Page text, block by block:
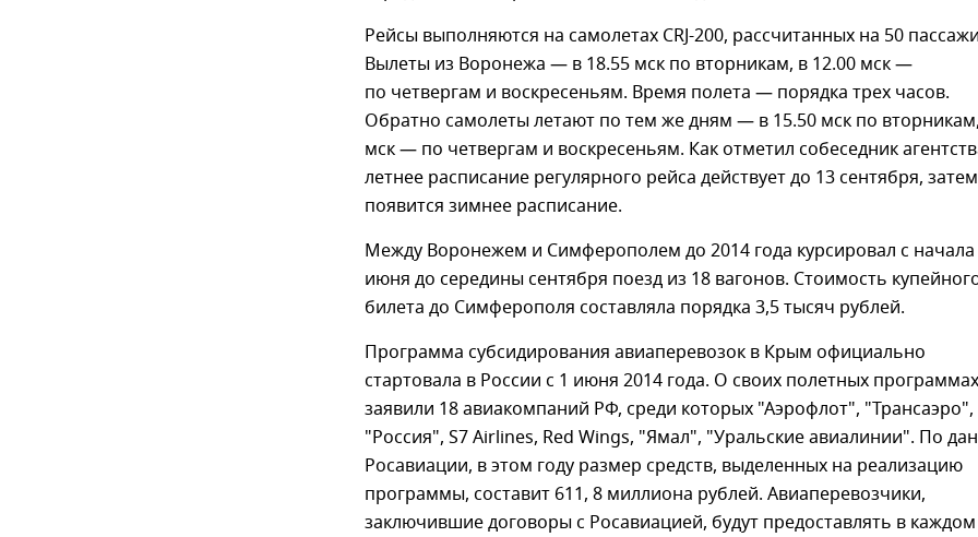
Рейсы выполняются на самолетах CRJ-200, рассчитанных на 50
Вылеты из Воронежа — в 18.55 мск по вторникам, в 12.00 мск —
по четвергам и воскресеньям. Время полета — порядка трех часов.
Обратно самолеты летают по тем же дням — в 15.50 мск по
мск — по четвергам и воскресеньям. Как отметил собеседник
летнее расписание регулярного рейса действует до 13 сентября, затем
появится зимнее расписание.
Между Воронежем и Симферополем до 2014 года курсировал с начала
июня до середины сентября поезд из 18 вагонов. Стоимость
билета до Симферополя составляла порядка 3,5 тысяч рублей.
Программа субсидирования авиаперевозок в Крым официально
стартовала в России с 1 июня 2014 года. О своих полетных программах
заявили 18 авиакомпаний РФ, среди которых "Аэрофлот", "Трансаэро",
"Россия", S7 Airlines, Red Wings, "Ямал", "Уральские авиалинии". По
Росавиации, в этом году размер средств, выделенных на реализацию
программы, составит 611, 8 миллиона рублей. Авиаперевозчики,
заключившие договоры с Росавиацией, будут предоставлять в каждом